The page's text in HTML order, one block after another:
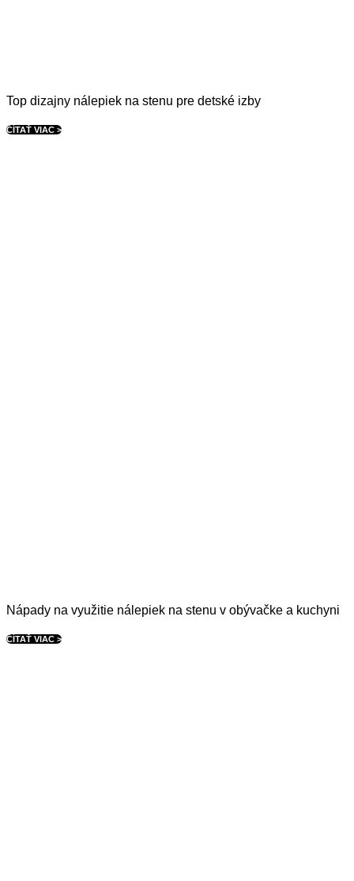
Top dizajny nálepiek na stenu pre detské izby
ČÍTAŤ VIAC >
Nápady na využitie nálepiek na stenu v obývačke a kuchyni
ČÍTAŤ VIAC >